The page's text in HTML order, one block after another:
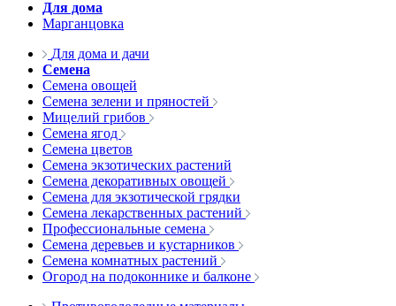
Для дома
Марганцовка
Для дома и дачи
Семена
Семена овощей
Семена зелени и пряностей
Мицелий грибов
Семена ягод
Семена цветов
Семена экзотических растений
Семена декоративных овощей
Семена для экзотической грядки
Семена лекарственных растений
Профессиональные семена
Семена деревьев и кустарников
Семена комнатных растений
Огород на подоконнике и балконе